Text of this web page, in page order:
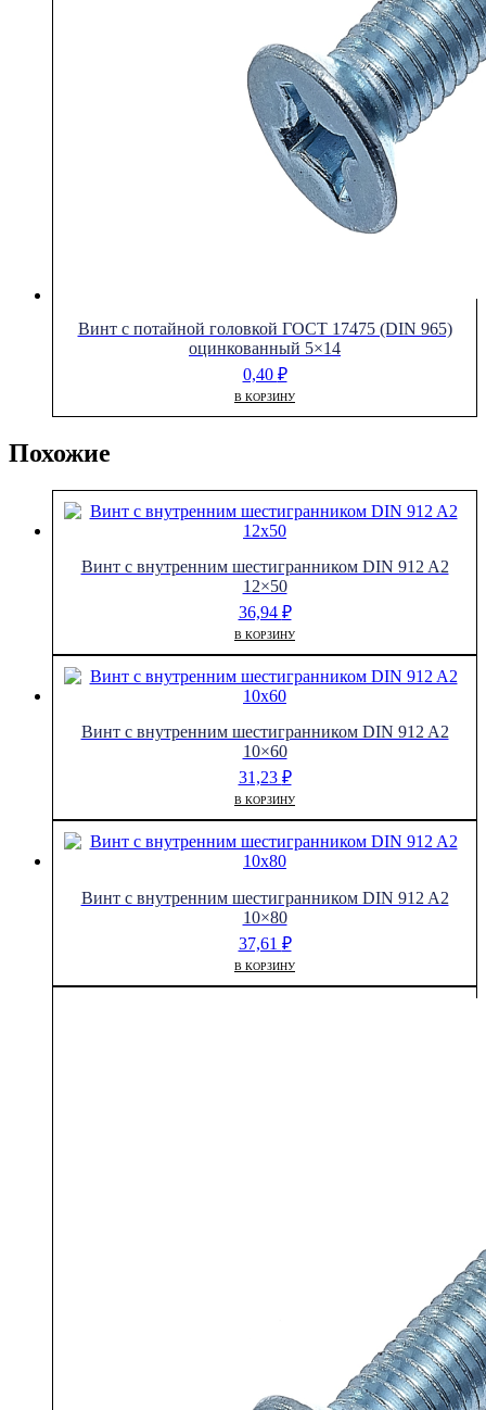
Винт с потайной головкой ГОСТ 17475 (DIN 965)
оцинкованный 5×14
0,40 ₽
В КОРЗИНУ
Похожие
Винт с внутренним шестигранником DIN 912 A2
12×50
36,94 ₽
В КОРЗИНУ
Винт с внутренним шестигранником DIN 912 A2
10×60
31,23 ₽
В КОРЗИНУ
Винт с внутренним шестигранником DIN 912 A2
10×80
37,61 ₽
В КОРЗИНУ